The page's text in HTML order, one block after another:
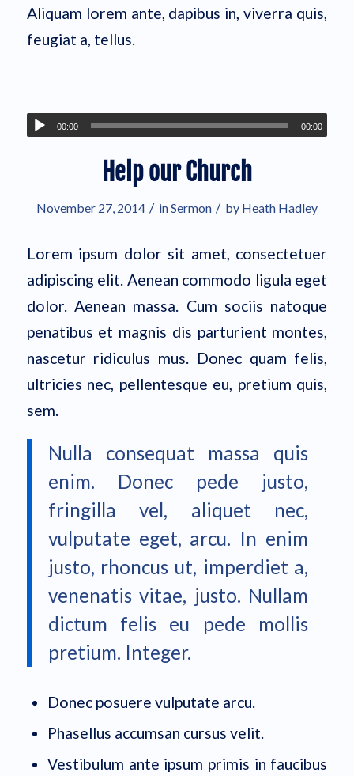
Aliquam lorem ante, dapibus in, viverra quis,
feugiat a, tellus.
00:00 00:00
Help our Church
November 27, 2014 / inSermon / by Heath Hadley
Lorem ipsum dolor sit amet, consectetuer
adipiscing elit. Aenean commodo ligula eget
dolor. Aenean massa. Cum sociis natoque
penatibus et magnis dis parturient montes,
nascetur ridiculus mus. Donec quam felis,
ultricies nec, pellentesque eu, pretium quis,
sem.
Nulla consequat massa quis
enim. Donec pede justo,
fringilla vel, aliquet nec,
vulputate eget, arcu. In enim
justo, rhoncus ut, imperdiet a,
venenatis vitae, justo. Nullam
dictum felis eu pede mollis
pretium. Integer.
Donec posuere vulputate arcu.
Phasellus accumsan cursus velit.
Vestibulum ante ipsum primis in faucibus